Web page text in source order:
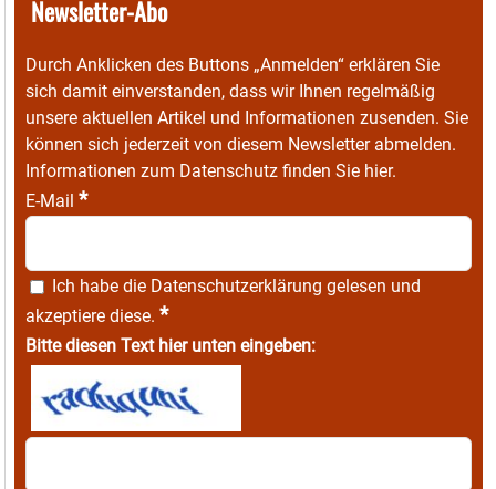
Newsletter-Abo
Durch Anklicken des Buttons „Anmelden“ erklären Sie
sich damit einverstanden, dass wir Ihnen regelmäßig
unsere aktuellen Artikel und Informationen zusenden. Sie
können sich jederzeit von diesem Newsletter abmelden.
Informationen zum Datenschutz finden Sie hier.
E-Mail *
Ich habe die Datenschutzerklärung gelesen und
akzeptiere diese. *
Bitte diesen Text hier unten eingeben: